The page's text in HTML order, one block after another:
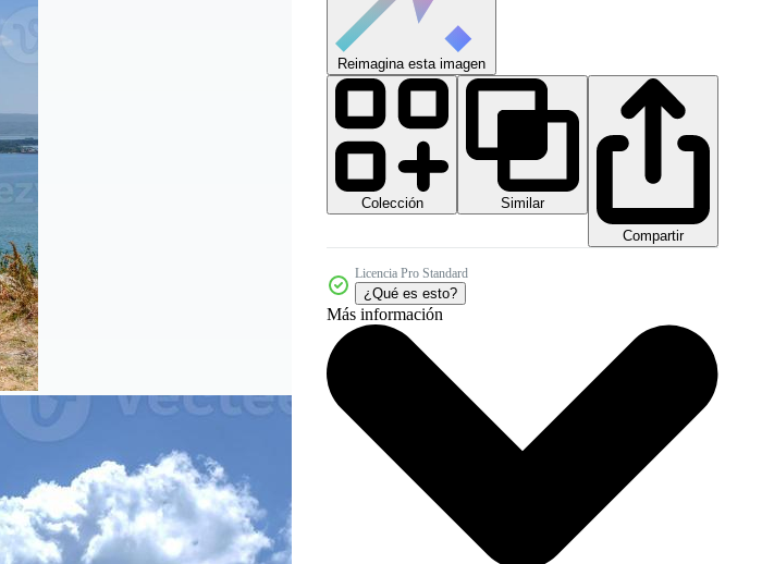
Reimagina esta imagen
Colección
Similar
Compartir
Licencia Pro Standard
¿Qué es esto?
Más información